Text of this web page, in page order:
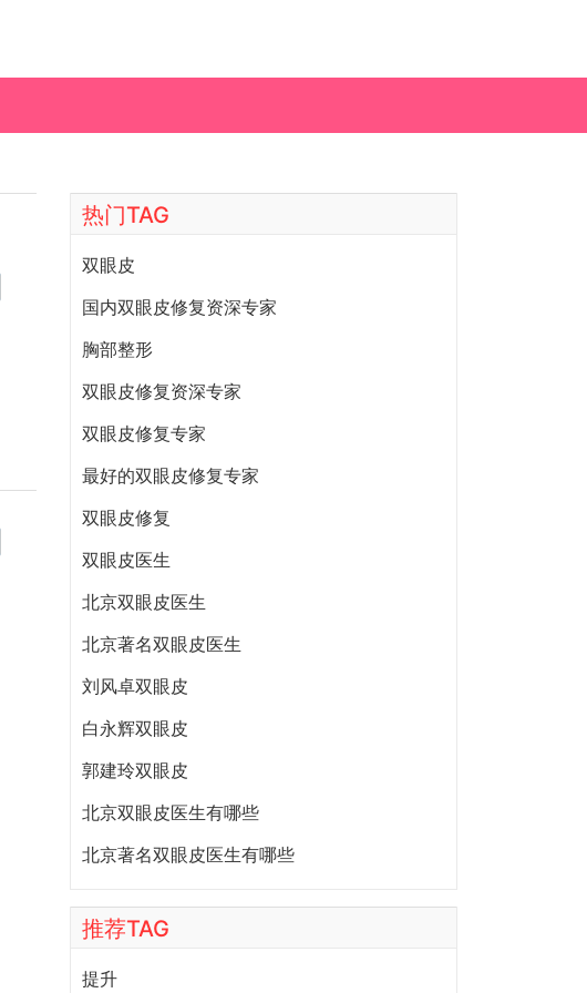
热门TAG
双眼皮
国内双眼皮修复资深专家
胸部整形
双眼皮修复资深专家
双眼皮修复专家
最好的双眼皮修复专家
双眼皮修复
双眼皮医生
北京双眼皮医生
北京著名双眼皮医生
刘风卓双眼皮
白永辉双眼皮
郭建玲双眼皮
北京双眼皮医生有哪些
北京著名双眼皮医生有哪些
推荐TAG
提升